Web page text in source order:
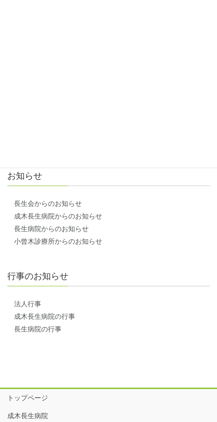
お知らせ
長生会からのお知らせ
成木長生病院からのお知らせ
長生病院からのお知らせ
小曾木診療所からのお知らせ
行事のお知らせ
法人行事
成木長生病院の行事
長生病院の行事
トップページ
成木長生病院